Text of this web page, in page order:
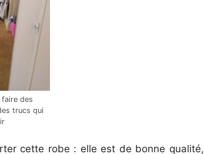
faire des
trucs qui
cette robe : elle est de bonne qualité,